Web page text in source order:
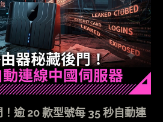
逾 20 款型號每 35 秒自動連